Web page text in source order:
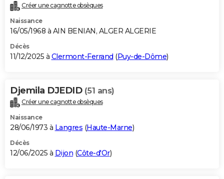
Destinations
City break
Voyage nature
Voyage de noces
Forum
Climat
+PHOTO
GUIDES D'ACHAT
BONS PLANS
Carte de Noël
Carte Bonne année
Carte Saint-Valentin
Carte Pâques
Carte d'anniversaire
DICTIONNAIRE
Dictionnaire
Biographies
Citations
Expressions
Proverbes
PROGRAMME TV
S'inscrire
Se connecter
Lycées
Collèges
Primaires
Universités
Entreprises
Service militaire
Avis de recherche
AVIS DE DÉCÈS
Créer une cagnotte obsèques
Naissance
16/05/1968 à AIN BENIAN, ALGER ALGERIE
Décès
11/12/2025 à Clermont-Ferrand (Puy-de-Dôme)
Djemila DJEDID (51 ans)
Créer une cagnotte obsèques
Naissance
28/06/1973 à Langres (Haute-Marne)
Décès
12/06/2025 à Dijon (Côte-d'Or)